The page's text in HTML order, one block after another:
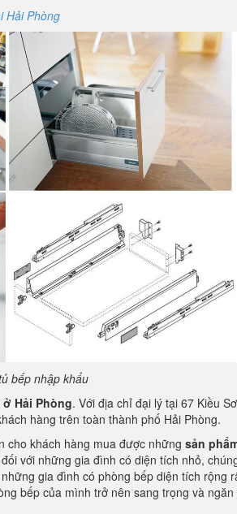
Hải Phòng
bếp nhập khẩu
Hải Phòng. Với địa chỉ đại lý tại 67 Kiều
hàng trên toàn thành phố Hải Phòng.
cho khách hàng mua được những sản
với những gia đình có diện tích nhỏ,
gia đình có phòng bếp diện tích rộng
bếp của mình trở nên sang trọng và